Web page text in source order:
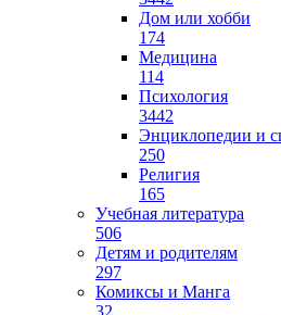
Дом или хобби
174
Медицина
114
Психология
3442
Энциклопедии и
250
Религия
165
Учебная литература
506
Детям и родителям
297
Комиксы и Манга
32